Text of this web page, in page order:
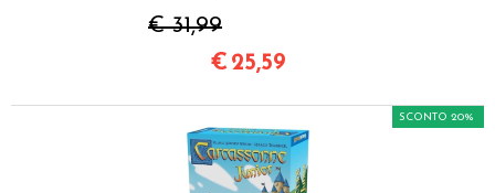
€ 31,99
€ 25,59
SCONTO 20%